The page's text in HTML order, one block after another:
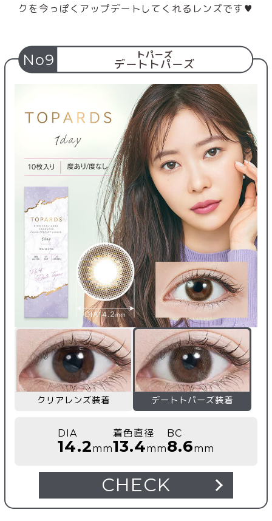
クを今っぽくアップデートしてくれるレンズです♥
No9 トパーズ
デートトパーズ
クリアレンズ装着 デートトパーズ装着
DIA
14.2mm
着色直径
13.4mm
BC
8.6mm
CHECK